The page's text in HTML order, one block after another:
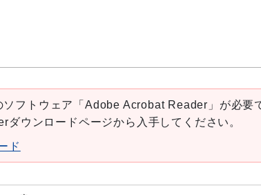
フトウェア「Adobe Acrobat Reader」が必要
ウンロードページから入手してください。
ド